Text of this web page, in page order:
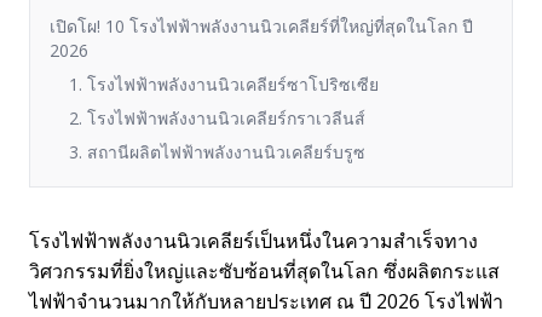
เปิดโผ! 10 โรงไฟฟ้าพลังงานนิวเคลียร์ที่ใหญ่ที่สุดในโลก ปี
2026
1. โรงไฟฟ้าพลังงานนิวเคลียร์ซาโปริซเซีย
2. โรงไฟฟ้าพลังงานนิวเคลียร์กราเวลีนส์
3. สถานีผลิตไฟฟ้าพลังงานนิวเคลียร์บรูซ
โรงไฟฟ้าพลังงานนิวเคลียร์เป็นหนึ่งในความสำเร็จทาง
วิศวกรรมที่ยิ่งใหญ่และซับซ้อนที่สุดในโลก ซึ่งผลิตกระแส
ไฟฟ้าจำนวนมากให้กับหลายประเทศ ณ ปี 2026 โรงไฟฟ้า